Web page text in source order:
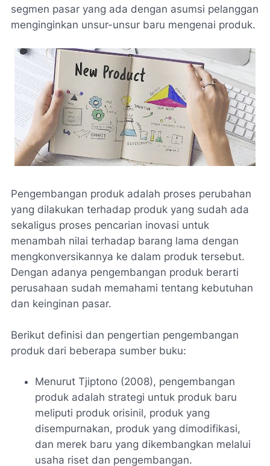
segmen pasar yang ada dengan asumsi pelanggan
menginginkan unsur-unsur baru mengenai produk.
Pengembangan produk adalah proses perubahan
yang dilakukan terhadap produk yang sudah ada
sekaligus proses pencarian inovasi untuk
menambah nilai terhadap barang lama dengan
mengkonversikannya ke dalam produk tersebut.
Dengan adanya pengembangan produk berarti
perusahaan sudah memahami tentang kebutuhan
dan keinginan pasar.
Berikut definisi dan pengertian pengembangan
produk dari beberapa sumber buku:
Menurut Tjiptono (2008), pengembangan
produk adalah strategi untuk produk baru
meliputi produk orisinil, produk yang
disempurnakan, produk yang dimodifikasi,
dan merek baru yang dikembangkan melalui
usaha riset dan pengembangan.